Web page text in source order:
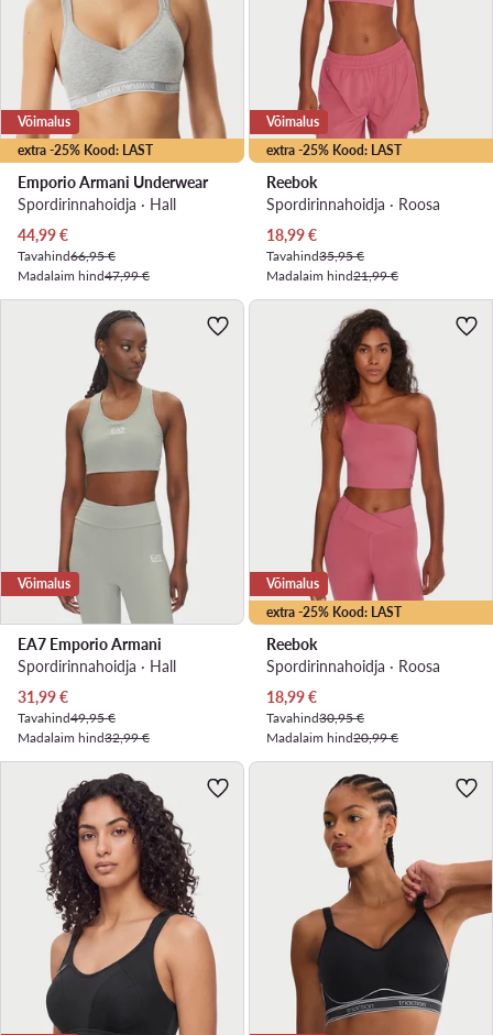
extra -25% Kood: LAST
Võimalus
Emporio Armani Underwear
Spordirinnahoidja · Hall
Praegune hind
44,99€
Tavahind66,95 €
Madalaim hind47,99 €
extra -25% Kood: LAST
Võimalus
Reebok
Spordirinnahoidja · Roosa
Praegune hind
18,99€
Tavahind35,95 €
Madalaim hind21,99 €
Võimalus
EA7 Emporio Armani
Spordirinnahoidja · Hall
Praegune hind
31,99€
Tavahind49,95 €
Madalaim hind32,99 €
extra -25% Kood: LAST
Võimalus
Reebok
Spordirinnahoidja · Roosa
Praegune hind
18,99€
Tavahind30,95 €
Madalaim hind20,99 €